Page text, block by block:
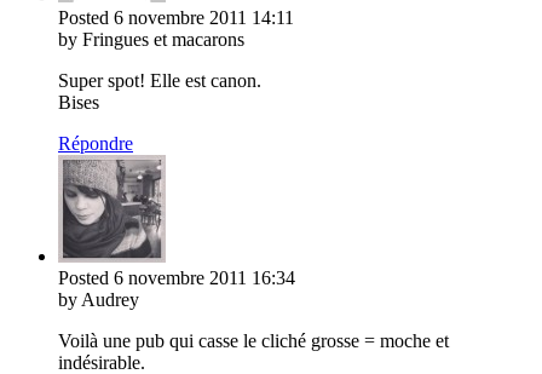
Posted 6 novembre 2011 14:11
by Fringues et macarons
Super spot! Elle est canon.
Bises
Répondre
Posted 6 novembre 2011 16:34
by Audrey
Voilà une pub qui casse le cliché grosse = moche et
indésirable.